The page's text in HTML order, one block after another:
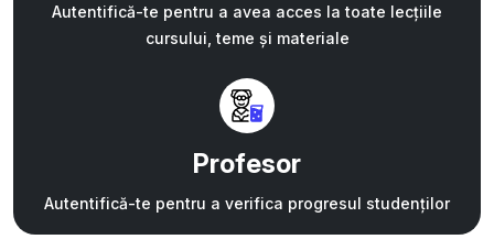
Autentifică-te pentru a avea acces la toate lecțiile
cursului, teme și materiale
Profesor
Autentifică-te pentru a verifica progresul studenților